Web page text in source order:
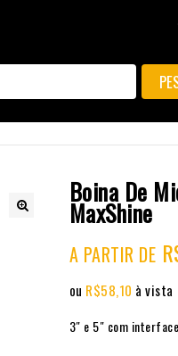
Boina De
MaxShine
A PARTIR DE
ou R$58,10 à vista
3″ e 5″ com